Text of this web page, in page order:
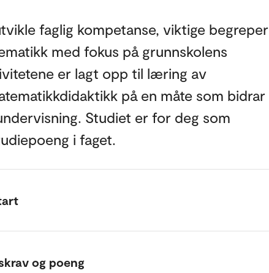
faglig kompetanse, viktige begreper
med fokus på grunnskolens
er lagt opp til læring av
på en måte som bidrar
Studiet er for deg som
i faget.
og poeng